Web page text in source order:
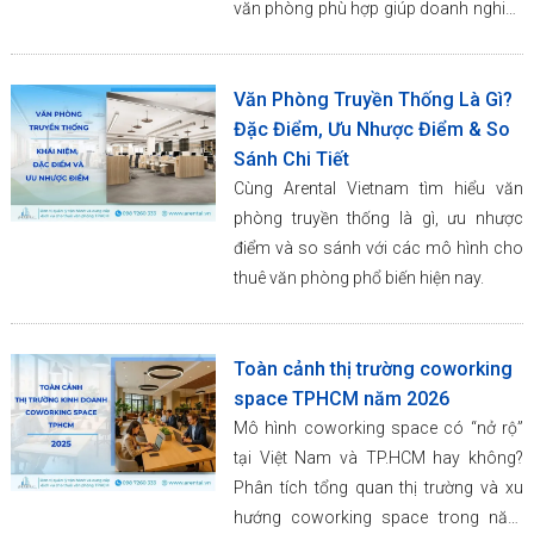
văn phòng phù hợp giúp doanh nghiệp
Văn Phòng Truyền Thống Là Gì?
Đặc Điểm, Ưu Nhược Điểm & So
Sánh Chi Tiết
Cùng Arental Vietnam tìm hiểu văn
phòng truyền thống là gì, ưu nhược
điểm và so sánh với các mô hình cho
thuê văn phòng phổ biến hiện nay.
Toàn cảnh thị trường coworking
space TPHCM năm 2026
Mô hình coworking space có “nở rộ”
tại Việt Nam và TP.HCM hay không?
Phân tích tổng quan thị trường và xu
hướng coworking space trong năm